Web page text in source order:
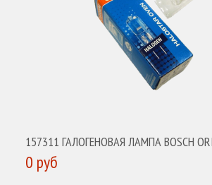
157311 ГАЛОГЕНОВАЯ ЛАМПА BOSCH
0 руб